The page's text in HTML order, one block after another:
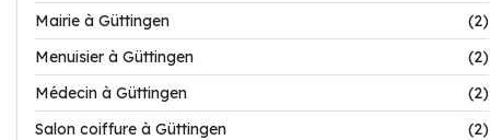
Mairie à Güttingen
(2)
Menuisier à Güttingen
(2)
Médecin à Güttingen
(2)
Salon coiffure à Güttingen
(2)